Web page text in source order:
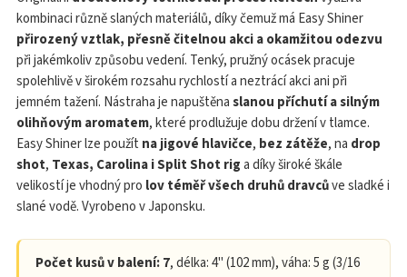
kombinaci různě slaných materiálů, díky čemuž má Easy Shiner
přirozený vztlak, přesně čitelnou akci a okamžitou odezvu
při jakémkoliv způsobu vedení. Tenký, pružný ocásek pracuje
spolehlivě v širokém rozsahu rychlostí a neztrácí akci ani při
jemném tažení. Nástraha je napuštěnaslanou příchutí a silným
olihňovým aromatem, které prodlužuje dobu držení v tlamce.
Easy Shiner lze použít na jigové hlavičce, bez zátěže, na drop
shot, Texas, Carolina i Split Shot riga díky široké škále
velikostí je vhodný pro lov téměř všech druhů dravcůve sladké i
slané vodě. Vyrobeno v Japonsku.
Počet kusů v balení: 7, délka: 4" (102 mm), váha: 5 g (3/16